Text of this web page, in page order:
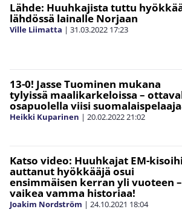
Lähde: Huuhkajista tuttu
lähdössä lainalle Norjaan
Ville Liimatta | 31.03.2022 17:23
13-0! Jasse Tuominen mukana
tylyissä maalikarkeloissa –
osapuolella viisi
Heikki Kuparinen | 20.02.202221:02
Katso video: Huuhkajat EM-
auttanut hyökkääjä osui
ensimmäisen kerran yli vuoteen –
vaikea vamma historiaa!
Joakim Nordström | 24.10.2021 18:04